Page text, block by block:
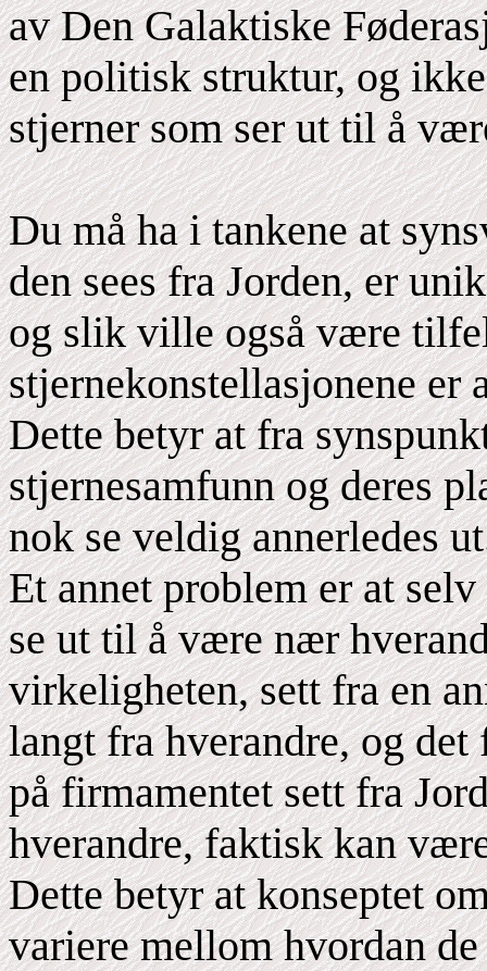
av Den Galaktiske
en politisk struktur, og
stjerner som ser ut til å
Du må ha i tankene at
den sees fra Jorden, er
og slik ville også være
stjernekonstellasjonene er
Dette betyr at fra
stjernesamfunn og deres
nok se veldig annerledes
Et annet problem er at
se ut til å være nær
virkeligheten, sett fra en
langt fra hverandre, og
på firmamentet sett fra
hverandre, faktisk kan
Dette betyr at konseptet
variere mellom hvordan